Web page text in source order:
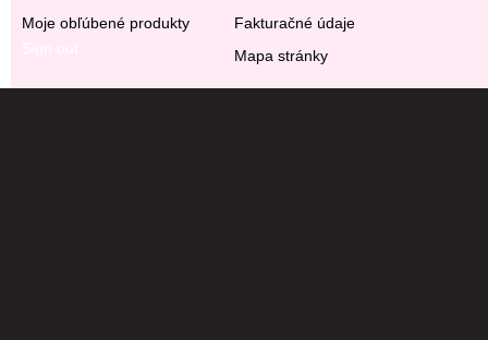
Moje obľúbené produkty
Fakturačné údaje
Mapa stránky